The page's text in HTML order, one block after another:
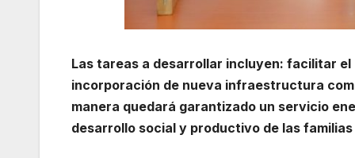
Las tareas a desarrollar incluyen: facilitar
incorporación de nueva infraestructura
manera quedará garantizado un servicio
desarrollo social y productivo de las